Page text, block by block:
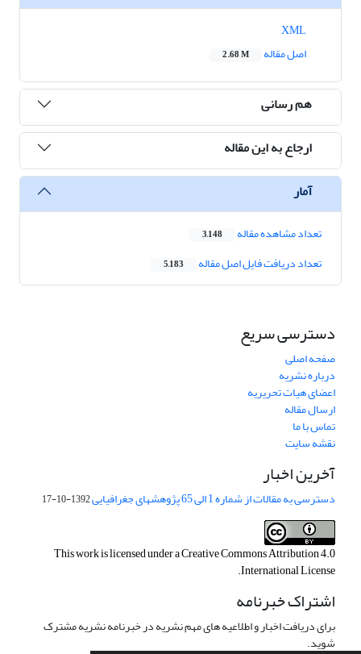
اصل مقاله
2.68 M
هم رسانی
ارجاع به این مقاله
آمار
تعداد مشاهده مقاله 3,148
تعداد دریافت فایل اصل مقاله 5,183
دسترسی سریع
صفحه اصلی
درباره نشریه
اعضای هیات تحریریه
ارسال مقاله
تماس با ما
نقشه سایت
آخرین اخبار
دسترسی به مقالات از شماره 1 الی 65 پژوهشهای جغرافیایی 1392-10-17
This work is licensed under aCreative Commons Attribution 4.0
International License
.
اشتراک خبرنامه
برای دریافت اخبار و اطلاعیه های مهم نشریه در خبرنامه نشریه مشترک
شوید.